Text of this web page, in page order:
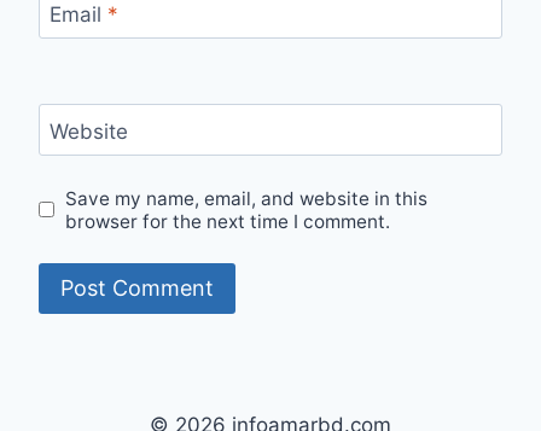
Email *
Website
Save my name, email, and website in this
browser for the next time I comment.
© 2026 infoamarbd.com